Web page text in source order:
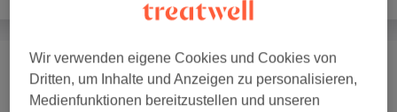
Damen - Waxing (9 ) ab 10 €
Wir verwenden eigene Cookies und Cookies von
Dritten, um Inhalte und Anzeigen zu personalisieren,
Medienfunktionen bereitzustellen und unseren